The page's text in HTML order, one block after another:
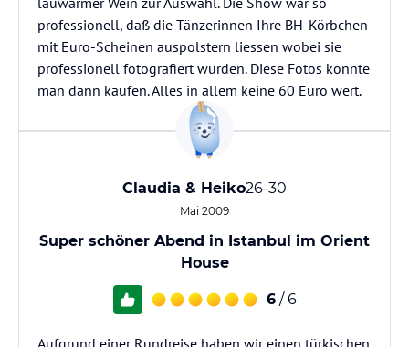
professionell, daß die Tänzerinnen Ihre BH-Körbchen
mit Euro-Scheinen auspolstern liessen wobei sie
professionell fotografiert wurden. Diese Fotos konnte
man dann kaufen. Alles in allem keine 60 Euro wert.
Claudia & Heiko26-30
Mai 2009
Super schöner Abend in Istanbul im Orient
House
6 / 6
Aufgrund einer Rundreise haben wir einen türkischen